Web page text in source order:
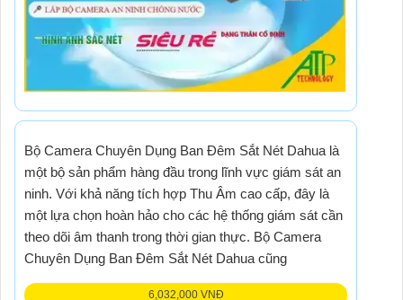
6,032,000 VNĐ
Bộ Camera Chuyên Dụng Ban Đêm Sắt Nét Dahua là
một bộ sản phẩm hàng đầu trong lĩnh vực giám sát an
ninh. Với khả năng tích hợp Thu Âm cao cấp, đây là
một lựa chọn hoàn hảo cho các hệ thống giám sát cần
theo dõi âm thanh trong thời gian thực. Bộ Camera
Chuyên Dụng Ban Đêm Sắt Nét Dahua cũng